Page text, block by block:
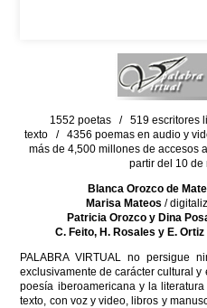
1552 poetas / 519 escritores
texto / 4356 poemas en audio y
más de 4,500 millones de accesos
partir del 10 de
Blanca Orozco de
Marisa Mateos /
Patricia Orozco y Dina
C. Feito, H. Rosales y E.
PALABRA VIRTUAL no persigue
exclusivamente de carácter cultural
poesía iberoamericana y la
texto, con voz y video, libros y